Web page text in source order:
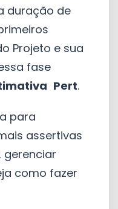
duração de
Projeto e sua
fase
Pert.
para
assertivas
gerenciar
como fazer